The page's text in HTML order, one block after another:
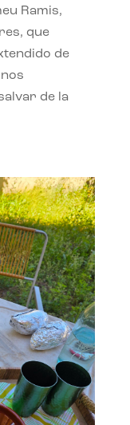
Ramis,
que
de
de la